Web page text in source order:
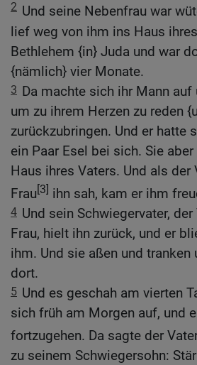
2 Und seine Nebenfrau war
lief weg von ihm ins Haus
Bethlehem {in} Juda und war
{nämlich} vier Monate.
3 Da machte sich ihr Mann auf
um zu ihrem Herzen zu reden
zurückzubringen. Und er hatte
ein Paar Esel bei sich. Sie
Haus ihres Vaters. Und als der
Frau[3] ihn sah, kam er ihm
4 Und sein Schwiegervater,
Frau, hielt ihn zurück, und er
ihm. Und sie aßen und tranken
dort.
5 Und es geschah am vierten
sich früh am Morgen auf, und
fortzugehen. Da sagte der
zu seinem Schwiegersohn: